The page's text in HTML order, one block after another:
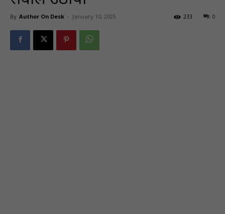
By Author On Desk - January 10, 2025 0
233